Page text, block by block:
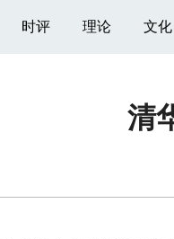
时评 理论 文化
清